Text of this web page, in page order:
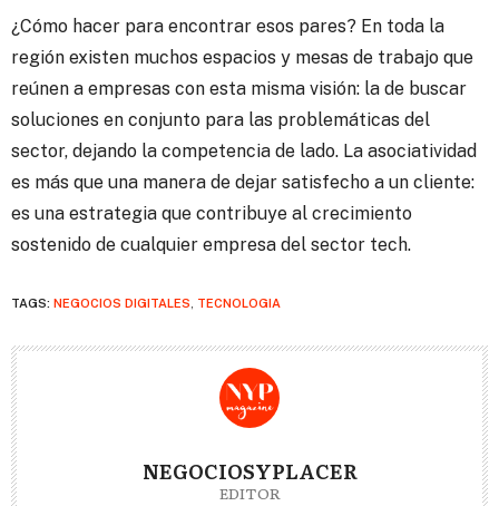
¿Cómo hacer para encontrar esos pares? En toda la
región existen muchos espacios y mesas de trabajo que
reúnen a empresas con esta misma visión: la de buscar
soluciones en conjunto para las problemáticas del
sector, dejando la competencia de lado. La asociatividad
es más que una manera de dejar satisfecho a un cliente:
es una estrategia que contribuye al crecimiento
sostenido de cualquier empresa del sector tech.
TAGS: NEGOCIOS DIGITALES, TECNOLOGIA
NEGOCIOSYPLACER
EDITOR